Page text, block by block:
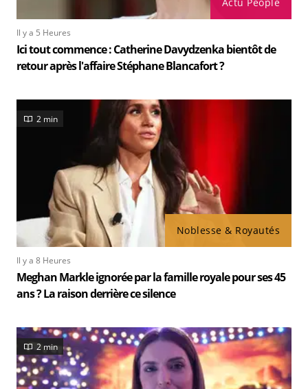
Actu People
Il y a 5 Heures
Ici tout commence : Catherine Davydzenka bientôt de
retour après l'affaire Stéphane Blancafort ?
Noblesse & Royautés
2 min
Il y a 8 Heures
Meghan Markle ignorée par la famille royale pour ses 45
ans ? La raison derrière ce silence
2 min